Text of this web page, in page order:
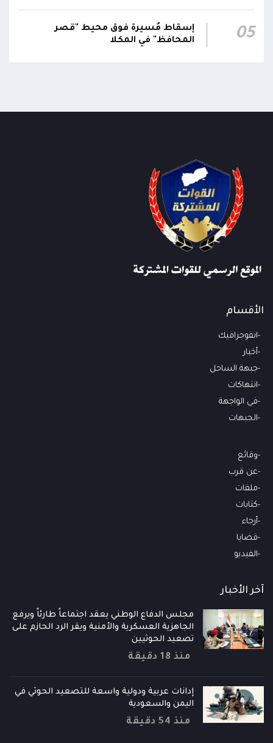
05
إسقاط مُسيرة فوق محيط "قصر
المحافظ" في المكلا
الأقسام
انفوجرافيك
أخبار
جبهة الساحل
انتهاكات
في الواجهة
الجبهات
وقائع
عن قرب
ملفات
كتابات
أرجاء
قضايا
الفيديو
آخر الأخبار
مجلس الدفاع الوطني يعقد اجتماعاً طارئاً ويرفع
الجاهزية العسكرية والأمنية ويقر الرد الحازم على
تصعيد الحوثيين
منذ 18 دقيقة
إدانات عربية ودولية واسعة للتصعيد الحوثي في
اليمن والسعودية
منذ 54 دقيقة